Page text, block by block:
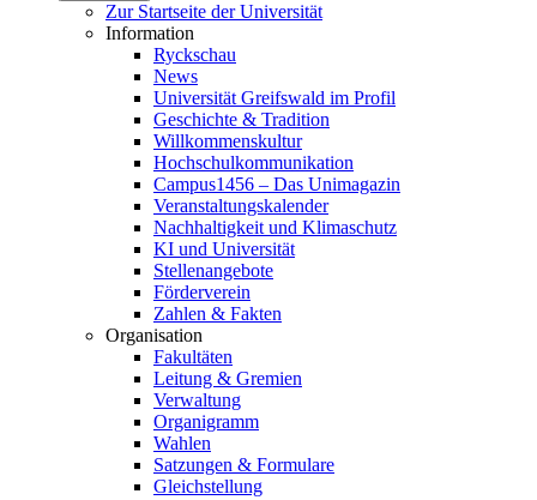
Zur Startseite der Universität
Information
Ryckschau
News
Universität Greifswald im Profil
Geschichte & Tradition
Willkommenskultur
Hochschulkommunikation
Campus1456 – Das Unimagazin
Veranstaltungskalender
Nachhaltigkeit und Klimaschutz
KI und Universität
Stellenangebote
Förderverein
Zahlen & Fakten
Organisation
Fakultäten
Leitung & Gremien
Verwaltung
Organigramm
Wahlen
Satzungen & Formulare
Gleichstellung